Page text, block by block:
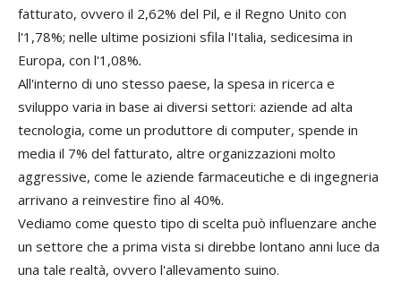
fatturato, ovvero il 2,62% del Pil, e il Regno Unito con
l'1,78%; nelle ultime posizioni sfila l'Italia, sedicesima in
Europa, con l'1,08%.
All'interno di uno stesso paese, la spesa in ricerca e
sviluppo varia in base ai diversi settori: aziende ad alta
tecnologia, come un produttore di computer, spende in
media il 7% del fatturato, altre organizzazioni molto
aggressive, come le aziende farmaceutiche e di ingegneria
arrivano a reinvestire fino al 40%.
Vediamo come questo tipo di scelta può influenzare anche
un settore che a prima vista si direbbe lontano anni luce da
una tale realtà, ovvero l'allevamento suino.